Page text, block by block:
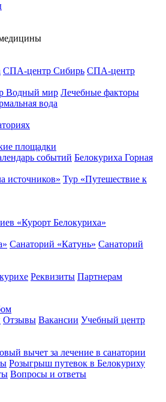
СПА-центр Сибирь СПА-центр
Водный мир Лечебные факторы
вода
площадки
событий Белокуриха Горная
источников» Тур «Путешествие к
«Курорт Белокуриха»
Санаторий «Катунь» Санаторий
Реквизиты Партнерам
Отзывы Вакансии Учебный центр
вычет за лечение в санатории
Розыгрыш путевок в Белокуриху
Вопросы и ответы